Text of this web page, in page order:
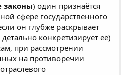
законы) один признаётся
сфере государственного
он глубже раскрывает
конкретизирует её)
при рассмотрении
на противоречии